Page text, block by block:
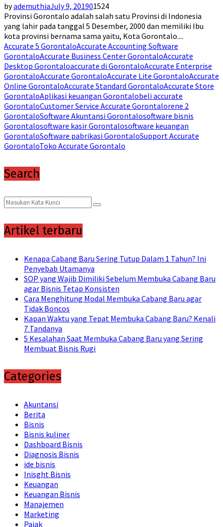
byademuthiaJuly 9, 201901524
Provinsi Gorontalo adalah salah satu Provinsi di Indonesia
yang lahir pada tanggal 5 Desember, 2000 dan memiliki Ibu
kota provinsi bernama sama yaitu, Kota Gorontalo....
Accurate 5 GorontaloAccurate Accounting Software
GorontaloAccurate Business Center GorontaloAccurate
Desktop Gorontaloaccurate di GorontaloAccurate Enterprise
GorontaloAccurate GorontaloAccurate Lite GorontaloAccurate
Online GorontaloAccurate Standard GorontaloAccurate Store
GorontaloAplikasi keuangan Gorontalobeli accurate
GorontaloCustomer Service Accurate Gorontalorene 2
GorontaloSoftware Akuntansi Gorontalosoftware bisnis
Gorontalosoftware kasir Gorontalosoftware keuangan
GorontaloSoftware pabrikasi GorontaloSupport Accurate
GorontaloToko Accurate Gorontalo
Search
Search
for:
Search
Artikel terbaru
Kenapa Cabang Baru Sering Tutup Dalam 1 Tahun? Ini
Penyebab Utamanya
SOP yang Wajib Dimiliki Sebelum Membuka Cabang Baru
agar Bisnis Tetap Konsisten
Cara Menghitung Modal Membuka Cabang Baru agar
Tidak Boncos
Kapan Waktu yang Tepat Membuka Cabang Baru? Kenali
7 Tandanya
5 Kesalahan Saat Membuka Cabang Baru yang Sering
Membuat Bisnis Rugi
Categories
Akuntansi
Berita
Bisnis
Bisnis kuliner
Dashboard Bisnis
Diagnosis Bisnis
ide bisnis
Inisght Bisnis
Keuangan
Keuangan Bisnis
Manajemen
Marketing
Pajak